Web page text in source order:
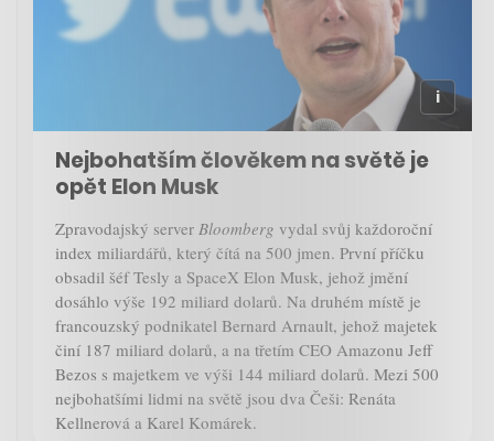
Nejbohatším člověkem na světě je
opět Elon Musk
Zpravodajský server Bloomberg vydal svůj každoroční
index miliardářů, který čítá na 500 jmen. První příčku
obsadil šéf Tesly a SpaceX Elon Musk, jehož jmění
dosáhlo výše 192 miliard dolarů. Na druhém místě je
francouzský podnikatel Bernard Arnault, jehož majetek
činí 187 miliard dolarů, a na třetím CEO Amazonu Jeff
Bezos s majetkem ve výši 144 miliard dolarů. Mezi 500
nejbohatšími lidmi na světě jsou dva Češi: Renáta
Kellnerová a Karel Komárek.